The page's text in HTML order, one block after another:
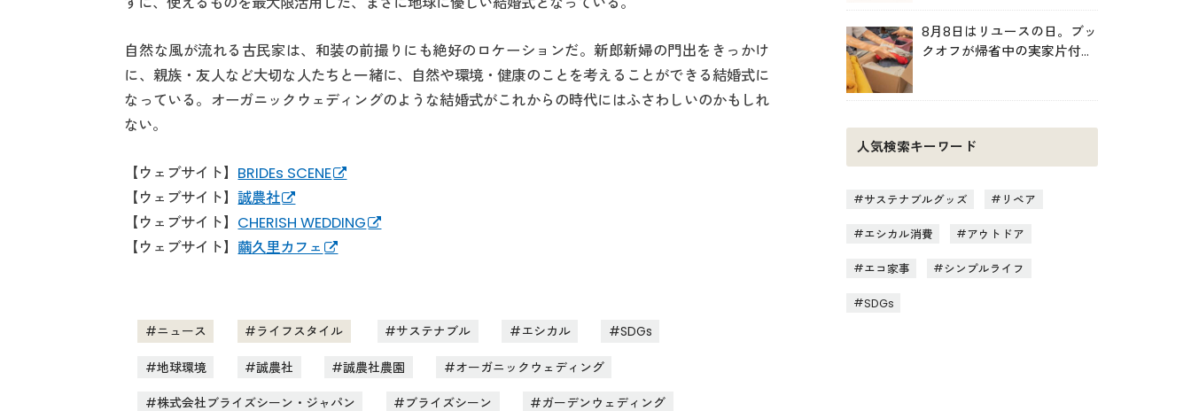
自然な風が流れる古民家は、和装の前撮りにも絶好のロケーションだ。新郎新婦の門出をきっかけ
に、親族・友人など大切な人たちと一緒に、自然や環境・健康のことを考えることができる結婚式に
なっている。オーガニックウェディングのような結婚式がこれからの時代にはふさわしいのかもしれ
ない。
【ウェブサイト】 BRIDEs SCENE
【ウェブサイト】誠農社
【ウェブサイト】 CHERISH WEDDING
【ウェブサイト】 繭久里カフェ
ニュース ライフスタイル サステナブル エシカル SDGs
地球環境 誠農社 誠農社農園 オーガニックウェディング
株式会社ブライズシーン・ジャパン ブライズシーン ガーデンウェディング
8月8日はリユースの日。ブッ
クオフが帰省中の実家片付け
人気検索キーワード
サステナブルグッズ リペア
エシカル消費 アウトドア
エコ家事 シンプルライフ
SDGs